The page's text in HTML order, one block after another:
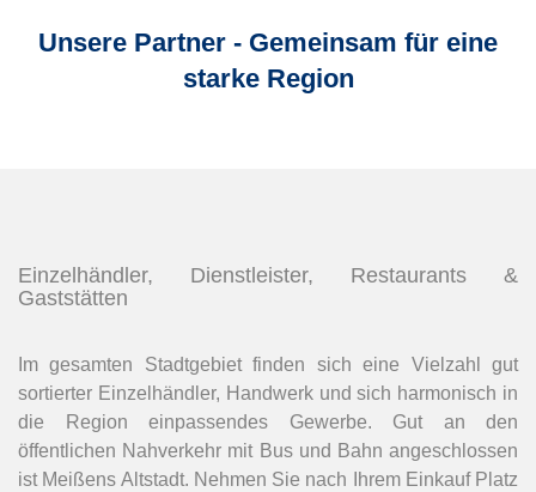
Unsere Partner - Gemeinsam für eine
starke Region
Einzelhändler, Dienstleister, Restaurants &
Gaststätten
Im gesamten Stadtgebiet finden sich eine Vielzahl gut
sortierter Einzelhändler, Handwerk und sich harmonisch in
die Region einpassendes Gewerbe. Gut an den
öffentlichen Nahverkehr mit Bus und Bahn angeschlossen
ist Meißens Altstadt. Nehmen Sie nach Ihrem Einkauf Platz